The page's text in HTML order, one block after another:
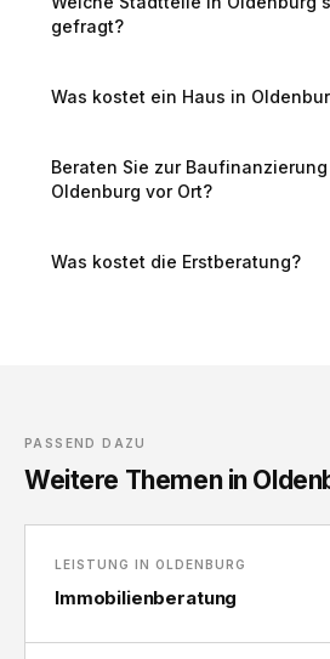
gefragt?
Was kostet ein Haus in
Beraten Sie zur
Oldenburg vor Ort?
Was kostet die Erstberatung?
PASSEND DAZU
Weitere Themen in
LEISTUNG IN OLDENBURG
Immobilienberatung